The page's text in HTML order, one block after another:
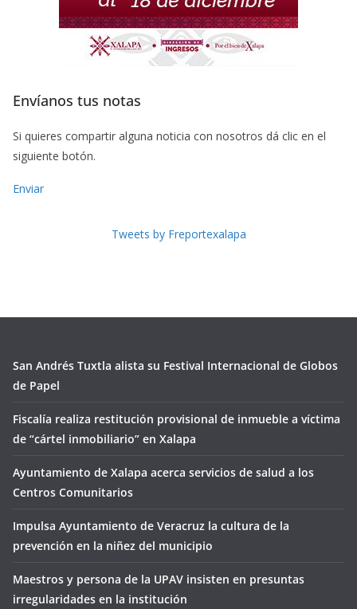
Envíanos tus notas
Si quieres compartir alguna noticia con nosotros dá clic en el
siguiente botón.
Enviar
Tweets by Freportexalapa
San Andrés Tuxtla alista su Festival Internacional de Globos
de Papel
Fiscalía realiza restitución provisional de inmueble a víctima
de “cártel inmobiliario” en Xalapa
Ayuntamiento de Xalapa acerca servicios de salud a los
Centros Comunitarios
Impulsa Ayuntamiento de Veracruz la cultura de la
prevención en la niñez del municipio
Maestros y persona de la UPAV insisten en presuntas
irregularidades en la institución